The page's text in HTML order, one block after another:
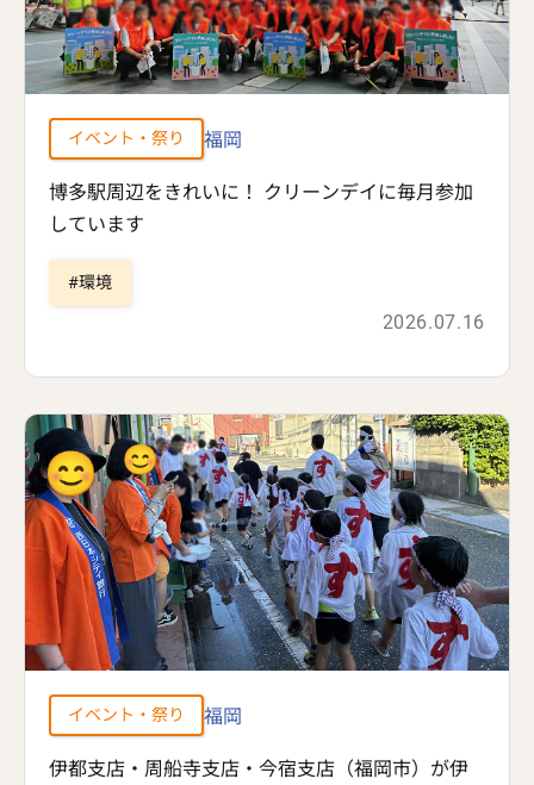
イベント・祭り 福岡
博多駅周辺をきれいに！ クリーンデイに毎月参加
しています
環境
2026.07.16
イベント・祭り 福岡
伊都支店・周船寺支店・今宿支店（福岡市）が伊